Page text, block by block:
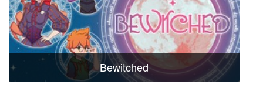
Bewitched